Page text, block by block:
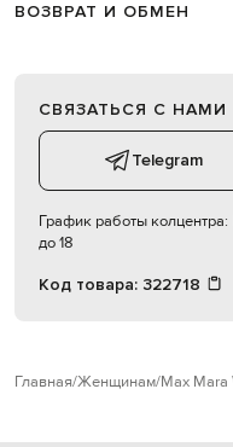
ВОЗВРАТ И ОБМЕН
СВЯЗАТЬСЯ С НАМИ
Telegram
График работы колцентра:
до 18
Код товара: 322718
Главная Женщинам Max Mara